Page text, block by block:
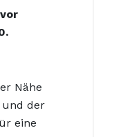
Nähe
und der
eine